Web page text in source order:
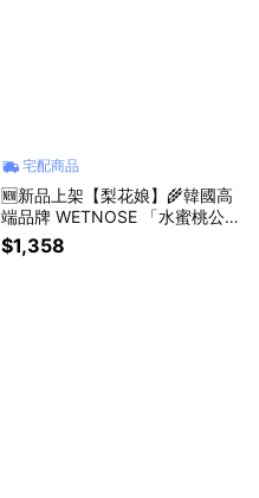
宅配商品
🆕新品上架【梨花娘】🌾韓國高
端品牌 WETNOSE 「水蜜桃公
主」軟綿羊毛蜜桃寵物帽(手工製
作，等待期約10~15天)
$1,358